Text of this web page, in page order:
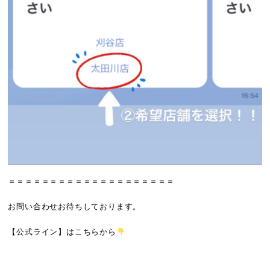
＝＝＝＝＝＝＝＝＝＝＝＝＝＝＝＝＝＝＝＝
お問い合わせお待ちしております。
【公式ライン】 はこちらから